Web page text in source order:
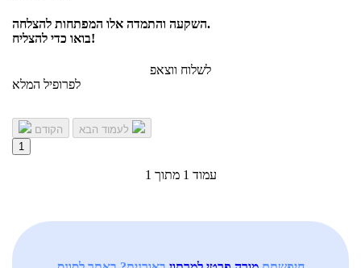
השקעה והתמדה אלו המפתחות להצלחה.
בואו כדי להצליח!
לשלוח ווצאפ
לפרופיל המלא
הקודם
1
עמוד 1 מתוך 1